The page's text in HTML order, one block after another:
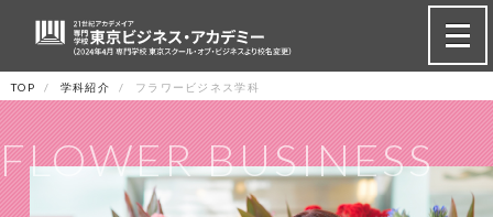
TOP 学科紹介 フラワービジネス学科
FLOWER BUSINESS